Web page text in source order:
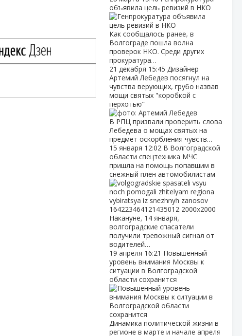
объявила цель ревизий в НКО
Как сообщалось ранее, в
Волгограде пошла волна
проверок НКО. Среди других
прокуратура…
21 декабря 15:45 Дизайнер
Артемий Лебедев посягнул на
чувства верующих, грубо назвав
мощи святых "коробкой с
перхотью"
В РПЦ призвали проверить слова
Лебедева о мощах святых на
предмет оскорбления чувств…
15 января 12:02 В Волгоградской
области спецтехника МЧС
пришла на помощь попавшим в
снежный плен автомобилистам
Накануне, 14 января,
волгоградские спасатели
получили тревожный сигнал от
водителей…
19 апреля 16:21 Повышенный
уровень внимания Москвы к
ситуации в Волгоградской
области сохранится
Динамика политической жизни в
регионе в марте и начале апреля